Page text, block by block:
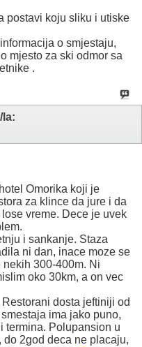
postavi koju sliku i utiske
o smjestaju,
mjesto za ski odmor sa
.
la:
Omorika koji je
za klince da jure i da
vreme. Dece je uvek
i sankanje. Staza
ni dan, inace moze se
300-400m. Ni
oko 30km, a on vec
dosta jeftiniji od
ima jako puno,
termina. Polupansion u
2god deca ne placaju,